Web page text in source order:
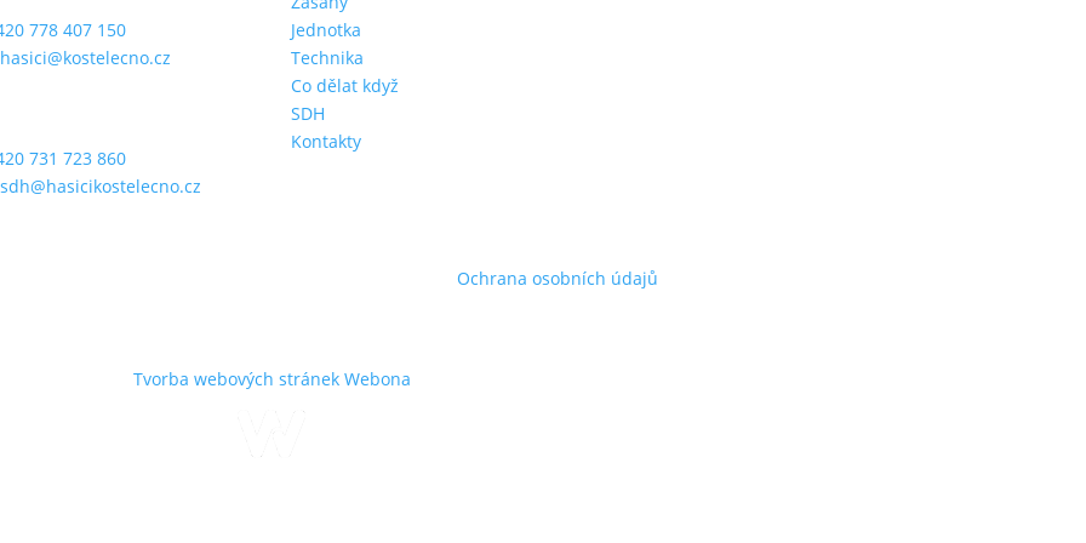
778 407 150
hasici@kostelecno.cz
731 723 860
sdh@hasicikostelecno.cz
Jednotka
Technika
Co dělat když
SDH
Kontakty
Ochrana osobních údajů
Tvorba webových stránek Webona